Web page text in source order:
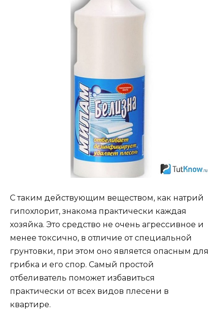
С таким действующим веществом, как натрий
гипохлорит, знакома практически каждая
хозяйка. Это средство не очень агрессивное и
менее токсично, в отличие от специальной
грунтовки, при этом оно является опасным для
грибка и его спор. Самый простой
отбеливатель поможет избавиться
практически от всех видов плесени в
квартире.